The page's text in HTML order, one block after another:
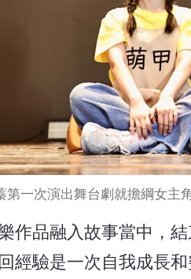
第一次演出舞台劇就擔綱女主
作品融入故事當中，
經驗是一次自我成長